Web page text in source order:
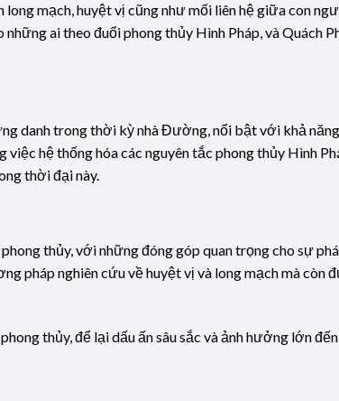
long mạch, huyệt vị cũng như mối liên hệ giữa con
ai theo đuổi phong thủy Hình Pháp, và
danh trong thời kỳ nhà Đường, nổi bật với khả
hệ thống hóa các nguyên tắc phong thủy Hình
thời đại này.
thủy, với những đóng góp quan trọng cho sự
pháp nghiên cứu về huyệt vị và long mạch mà còn
thủy, để lại dấu ấn sâu sắc và ảnh hưởng lớn